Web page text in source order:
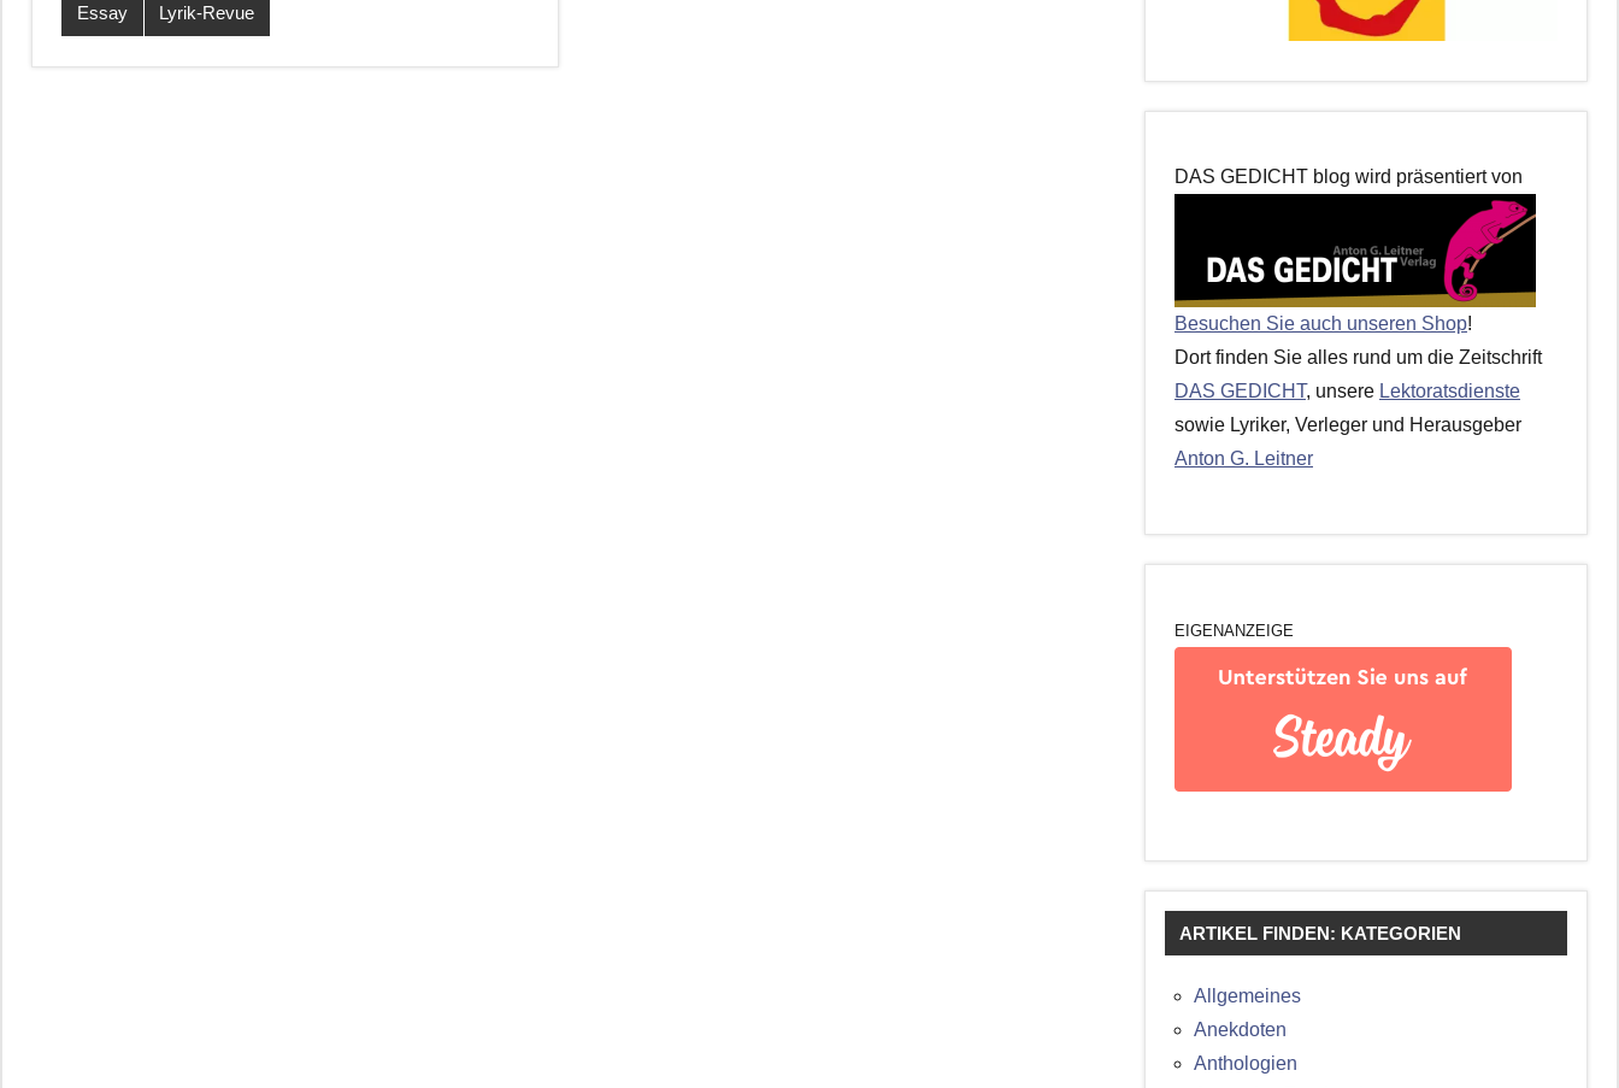
Essay Lyrik-Revue
DAS GEDICHT blog wird präsentiert von
Besuchen Sie auch unseren Shop!
Dort finden Sie alles rund um die Zeitschrift
DAS GEDICHT, unsere Lektoratsdienste
sowie Lyriker, Verleger und Herausgeber
Anton G. Leitner
EIGENANZEIGE
ARTIKEL FINDEN: KATEGORIEN
Allgemeines
Anekdoten
Anthologien